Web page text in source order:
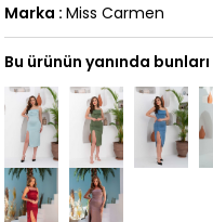
Marka : Miss Carmen
Bu ürünün yanında